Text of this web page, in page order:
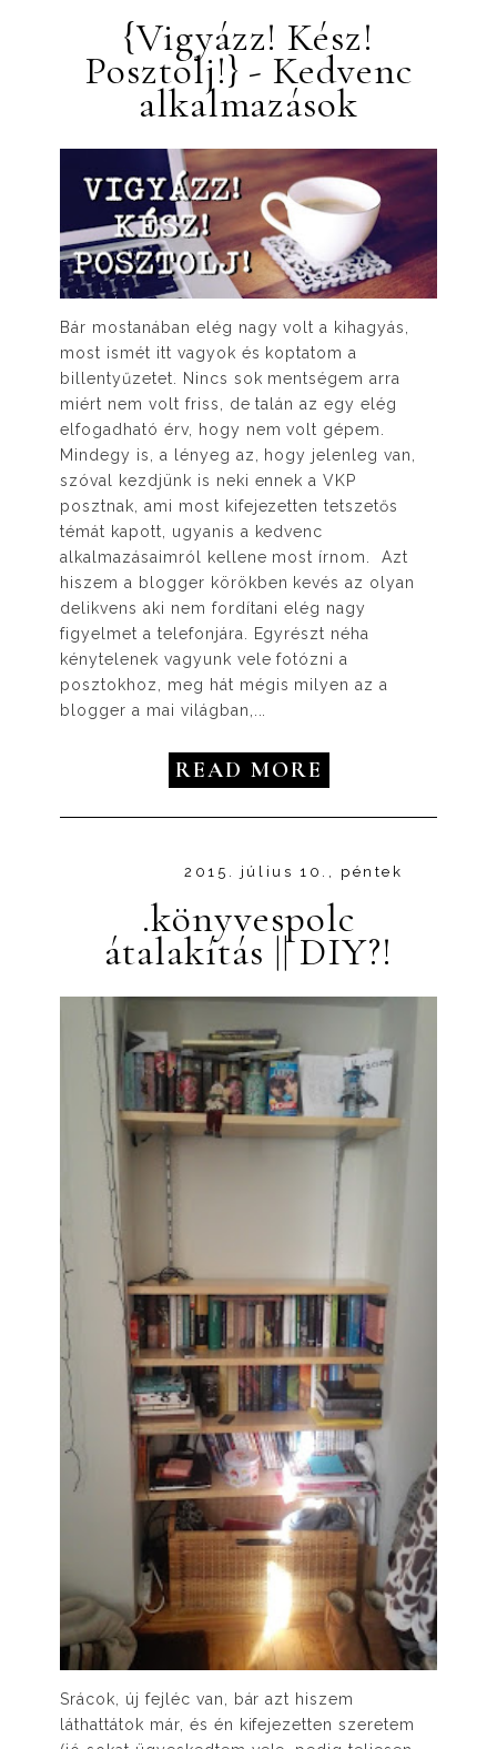
{Vigyázz! Kész!
Posztolj!} - Kedvenc
alkalmazások
Bár mostanában elég nagy volt a kihagyás,
most ismét itt vagyok és koptatom a
billentyűzetet. Nincs sok mentségem arra
miért nem volt friss, de talán az egy elég
elfogadható érv, hogy nem volt gépem.
Mindegy is, a lényeg az, hogy jelenleg van,
szóval kezdjünk is neki ennek a VKP
posztnak, ami most kifejezetten tetszetős
témát kapott, ugyanis a kedvenc
alkalmazásaimról kellene most írnom. Azt
hiszem a blogger körökben kevés az olyan
delikvens aki nem fordítani elég nagy
figyelmet a telefonjára. Egyrészt néha
kénytelenek vagyunk vele fotózni a
posztokhoz, meg hát mégis milyen az a
blogger a mai világban,...
READ MORE
2015. július 10., péntek
.könyvespolc
átalakítás || DIY?!
Srácok, új fejléc van, bár azt hiszem
láthattátok már, és én kifejezetten szeretem